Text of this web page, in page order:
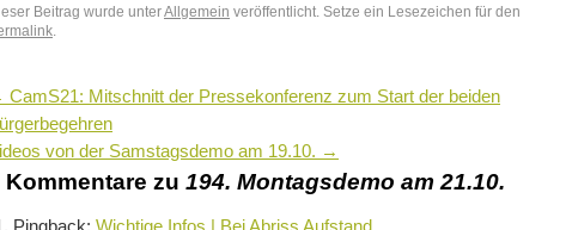
Beitrag wurde unterAllgemein veröffentlicht. Setze ein Lesezeichen für den
CamS21: Mitschnitt der Pressekonferenz zum Start der beiden
von der Samstagsdemo am 19.10. →
Kommentare zu 194. Montagsdemo am 21.10.